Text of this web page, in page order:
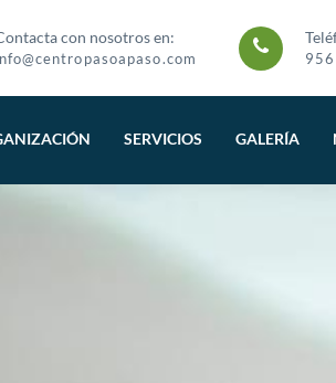
con nosotros en:
SERVICIOS GALERÍA